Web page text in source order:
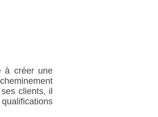
à créer une
clients, il